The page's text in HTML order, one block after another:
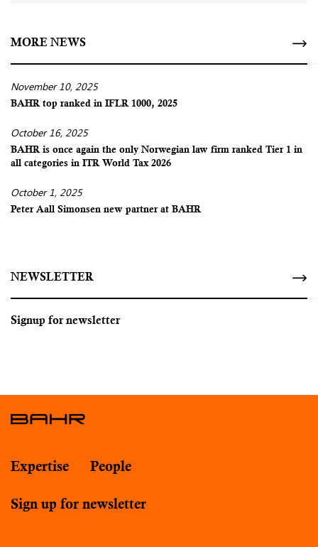
MORE NEWS
November 10, 2025
BAHR top ranked in IFLR 1000, 2025
October 16, 2025
BAHR is once again the only Norwegian law firm ranked Tier 1 in
all categories in ITR World Tax 2026
October 1, 2025
Peter Aall Simonsen new partner at BAHR
NEWSLETTER
Signup for newsletter
Expertise People
Sign up for newsletter